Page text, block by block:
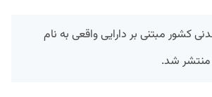
کشور مبتنی بر دارایی واقعی به نام
منتشر شد.